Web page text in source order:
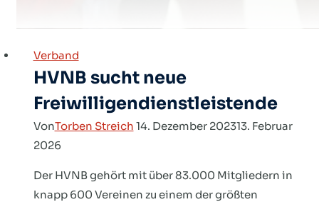
Verband
HVNB sucht neue
Freiwilligendienstleistende
VonTorben Streich 14. Dezember 202313. Februar
2026
Der HVNB gehört mit über 83.000 Mitgliedern in
knapp 600 Vereinen zu einem der größten